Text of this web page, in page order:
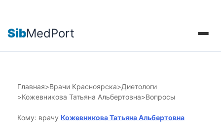
SibMedPort
Главная>Врачи Красноярска>Диетологи
>Кожевникова Татьяна Альбертовна>Вопросы
Кому: врачу Кожевникова Татьяна Альбертовна